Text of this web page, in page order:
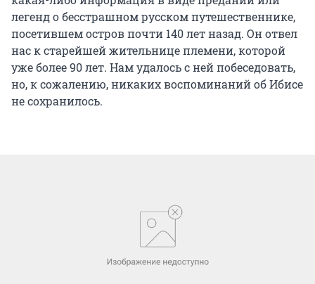
легенд о бесстрашном русском путешественнике,
посетившем остров почти 140 лет назад. Он отвел
нас к старейшей жительнице племени, которой
уже более 90 лет. Нам удалось с ней побеседовать,
но, к сожалению, никаких воспоминаний об Ибисе
не сохранилось.